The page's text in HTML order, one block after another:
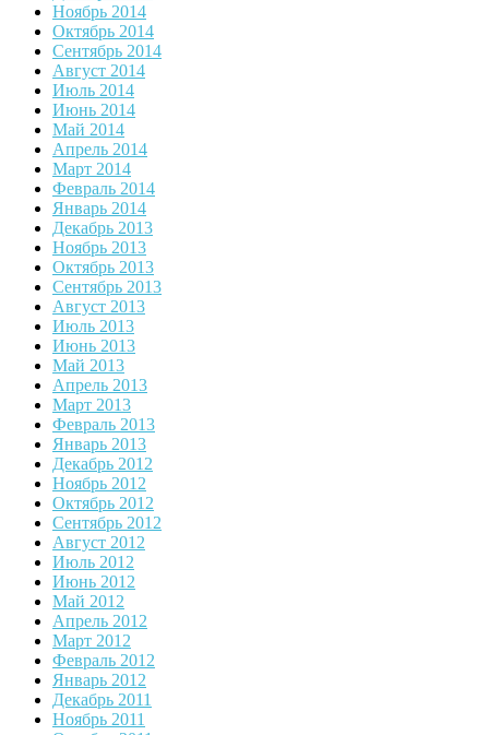
Ноябрь 2014
Октябрь 2014
Сентябрь 2014
Август 2014
Июль 2014
Июнь 2014
Май 2014
Апрель 2014
Март 2014
Февраль 2014
Январь 2014
Декабрь 2013
Ноябрь 2013
Октябрь 2013
Сентябрь 2013
Август 2013
Июль 2013
Июнь 2013
Май 2013
Апрель 2013
Март 2013
Февраль 2013
Январь 2013
Декабрь 2012
Ноябрь 2012
Октябрь 2012
Сентябрь 2012
Август 2012
Июль 2012
Июнь 2012
Май 2012
Апрель 2012
Март 2012
Февраль 2012
Январь 2012
Декабрь 2011
Ноябрь 2011